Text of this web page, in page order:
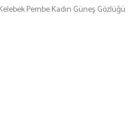
Pembe Kadın Güneş Gözlüğü